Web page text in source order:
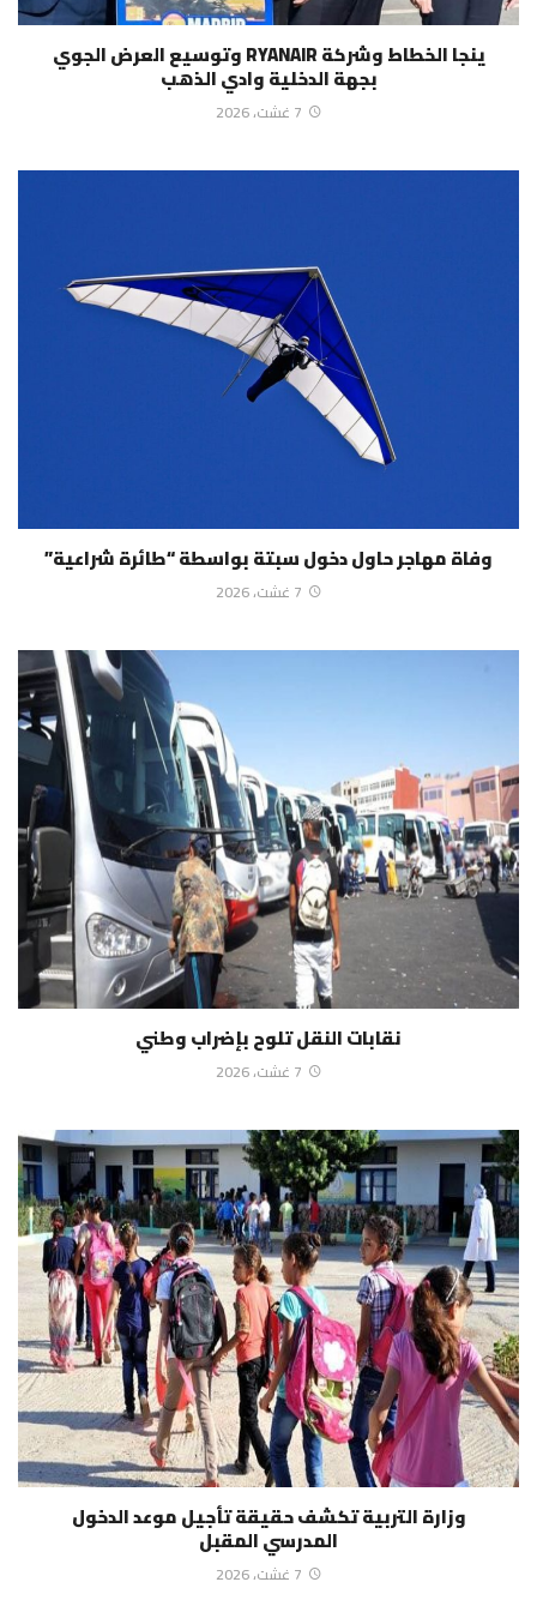
ينجا الخطاط وشركة RYANAIR وتوسيع العرض الجوي
بجهة الدخلية وادي الذهب
7 غشت، 2026
وفاة مهاجر حاول دخول سبتة بواسطة “طائرة شراعية”
7 غشت، 2026
نقابات النقل تلوح بإضراب وطني
7 غشت، 2026
وزارة التربية تكشف حقيقة تأجيل موعد الدخول
المدرسي المقبل
7 غشت، 2026